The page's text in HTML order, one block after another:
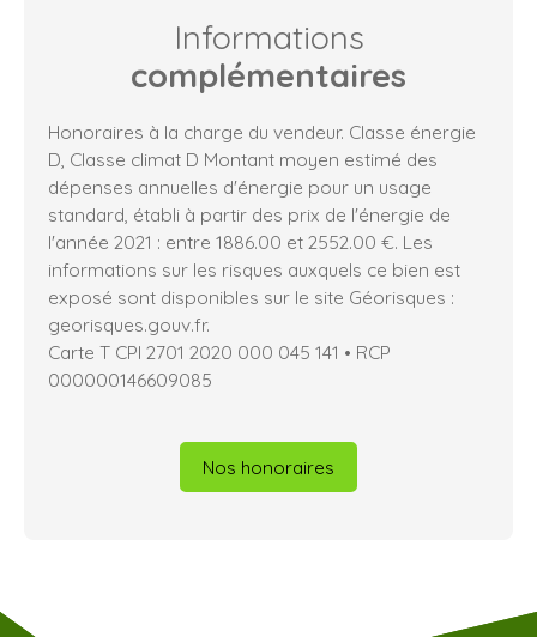
Informations
complémentaires
Honoraires à la charge du vendeur. Classe énergie
D, Classe climat D Montant moyen estimé des
dépenses annuelles d'énergie pour un usage
standard, établi à partir des prix de l'énergie de
l'année 2021 : entre 1886.00 et 2552.00 €. Les
informations sur les risques auxquels ce bien est
exposé sont disponibles sur le site Géorisques :
georisques.gouv.fr.
Carte T CPI 2701 2020 000 045 141 • RCP
000000146609085
Nos honoraires